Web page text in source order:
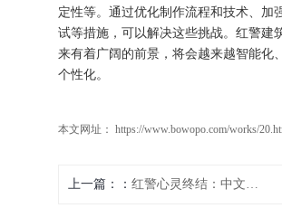
定性等。通过优化制作流程和技术、加
试等措施，可以解决这些挑战。红警建
来有着广阔的前景，将会越来越智能化
个性化。
本文网址： https://www.bowopo.com/works/
上一篇： 红警心灵终结：中文力量的引领